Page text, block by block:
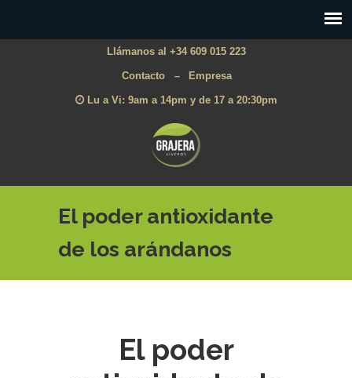
Llámanos al +34 609 015 223
Contacto – Empresa
Lu a Vi: 9am a 14pm y de 17 a 20:30pm
El poder antioxidante
de los arándanos
El poder